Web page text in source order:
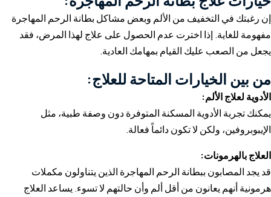
إن رغبتك في التخفيف من الألم وبعض مشاكل بطانة الرحم المهاجرة
مفهومة للغاية. إذا اخترت عدم الحصول على علاج لهذا المرض، فقد
يجعل من الصعب عليك القيام بمهامك العادية.
من بين الخيارات المتاحة للعلاج:
الأدوية لعلاج الألم:
يمكنك تجربة الأدوية المسكنة المتوفرة دون وصفة طبية، مثل
الإيبوبروفين، ولكن لا تكون دائماً فعالة.
العلاج بالهرمونات:
قد يجد المصابون ببطانة الرحم المهاجرة الذين يتناولون مكملات
هرمونية أنهم يعانون من أقل ألم وأن حالتهم لا تسوء. يساعد العلاج